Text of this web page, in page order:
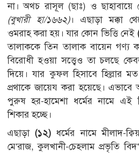
না। অথচ রাসূল (ছাঃ) ও ছাহাবায়ে
(বুখারী হা/১৬৬২)। এছাড়া মক্কা
ওমরাহ করা হয়। যার কোন ভিত্তি নেই
তালাককে তিন তালাক বায়েন
বিরোধী হওয়া সত্ত্বেও তা চলছে
দিয়ে। যার কুফল হিসাবে হিল্লার
প্রথাকে জায়েয করা হয়েছে। এভাবে
পুরুষ হর-হামেশা ধর্মের নামে এই
শিকার হচ্ছে।
এছাড়া (১২) ধর্মের নামে মীলাদ-
মে‘রাজ, কুলখানী-চেহলাম প্রভৃতি